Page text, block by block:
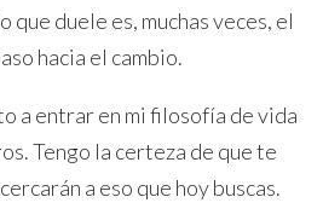
que duele es, muchas veces, el
hacia el cambio.
a entrar en mi filosofía de vida
Tengo la certeza de que te
a eso que hoy buscas.